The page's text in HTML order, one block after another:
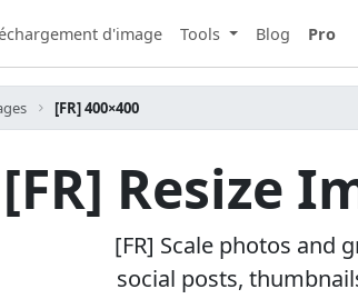
d'image Tools Blog Pro
[FR] 400×400
[FR] Resize
[FR] Scale photos and
social posts,